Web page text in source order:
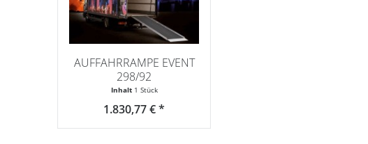
AUFFAHRRAMPE EVENT
298/92
Inhalt 1 Stück
1.830,77 € *